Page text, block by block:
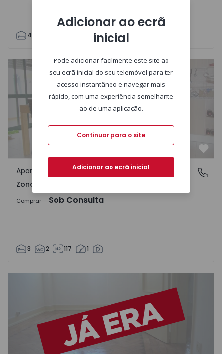
4 114 0
Apartamento T3 Moita, Zona 11 - Alhos Vedros Centro -
Zona 11 - Alhos Vedros Centro, Moita
Apartamento
Zona 11 - Alhos Vedros Centro, Moita
Comprar Sob Consulta
3 2 117 1
Adicionar ao ecrã
inicial
Pode adicionar facilmente este site ao
seu ecrã inicial do seu telemóvel para ter
acesso instantâneo e navegar mais
rápido, com uma experiência semelhante
ao de uma aplicação.
Continuar para o site
Adicionar ao ecrã inicial